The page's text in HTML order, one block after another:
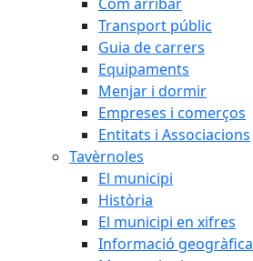
Transport públic
Guia de carrers
Equipaments
Menjar i dormir
Empreses i comerços
Entitats i Associacions
Tavèrnoles
El municipi
Història
El municipi en xifres
Informació geogràfica